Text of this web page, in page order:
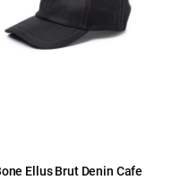
Ellus Brut Denin Cafe